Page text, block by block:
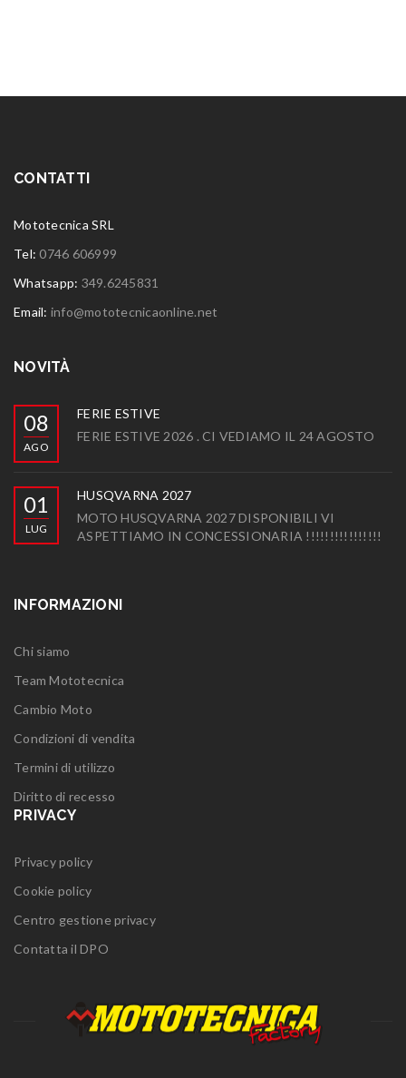
CONTATTI
Mototecnica SRL
Tel:0746 606999
Whatsapp: 349.6245831
Email: info@mototecnicaonline.net
NOVITÀ
08
AGO
FERIE ESTIVE
FERIE ESTIVE 2026 . CI VEDIAMO IL 24 AGOSTO
01
LUG
HUSQVARNA 2027
MOTO HUSQVARNA 2027 DISPONIBILI VI
ASPETTIAMO IN CONCESSIONARIA !!!!!!!!!!!!!!!!
INFORMAZIONI
Chi siamo
Team Mototecnica
Cambio Moto
Condizioni di vendita
Termini di utilizzo
Diritto di recesso
PRIVACY
Privacy policy
Cookie policy
Centro gestione privacy
Contatta il DPO